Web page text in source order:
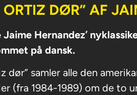
ORTIZ DØR” AF
Jaime Hernandez’
på dansk.
dør” samler alle den
(fra 1984-1989) om de to